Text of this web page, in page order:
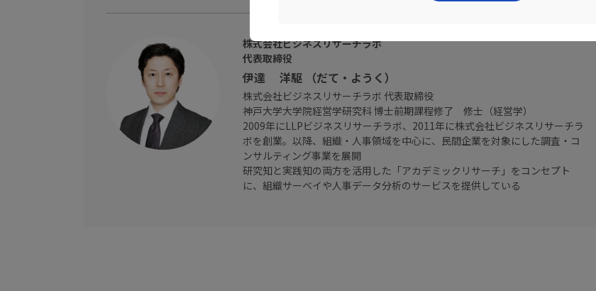
株式会社ビジネスリサーチラボ
代表取締役
伊達 洋駆 （だて・ようく）
株式会社ビジネスリサーチラボ 代表取締役
神戸大学大学院経営学研究科 博士前期課程修了 修士（経営学）
2009年にLLPビジネスリサーチラボ、2011年に株式会社ビジネスリサーチラ
ボを創業。以降、組織・人事領域を中心に、民間企業を対象にした調査・コ
ンサルティング事業を展開
研究知と実践知の両方を活用した「アカデミックリサーチ」をコンセプト
に、組織サーベイや人事データ分析のサービスを提供している